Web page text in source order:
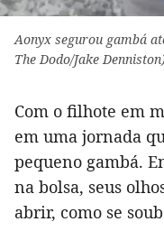
Aonyx segurou gambá
The Dodo/Jake
Com o filhote em
em uma jornada
pequeno gambá.
na bolsa, seus
abrir, como se